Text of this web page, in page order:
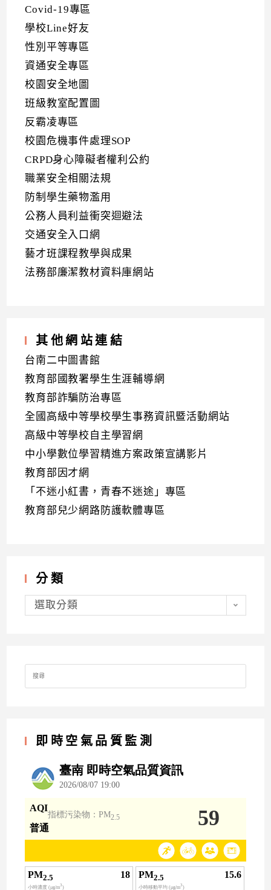
Covid-19專區
學校Line好友
性別平等專區
資通安全專區
校園安全地圖
班級教室配置圖
反霸凌專區
校園危機事件處理SOP
CRPD身心障礙者權利公約
職業安全相關法規
防制學生藥物濫用
公務人員利益衝突迴避法
交通安全入口網
藝才班課程教學與成果
法務部廉潔教材資料庫網站
其他網站連結
台南二中圖書館
教育部國教署學生生涯輔導網
教育部詐騙防治專區
全國高級中等學校學生事務資訊暨活動網站
高級中等學校自主學習網
中小學數位學習精進方案政策宣講影片
教育部因才網
「不迷小紅書，青春不迷途」專區
教育部兒少網路防護軟體專區
分類
分
類選取分類
Search
for:
即時空氣品質監測